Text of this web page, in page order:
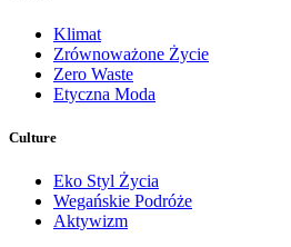
Klimat
Zrównoważone Życie
Zero Waste
Etyczna Moda
Culture
Eko Styl Życia
Wegańskie Podróże
Aktywizm